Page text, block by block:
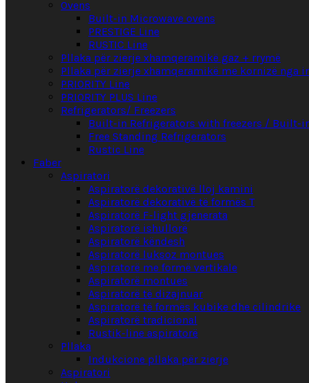
Ovens
Built-in Microwave ovens
PRESTIGE Line
RUSTIC Line
Pllaka për zierje xhamqeramikë gaz + rrymë
Pllaka për zierje xhamqeramikë me kornizë nga
PRIORITY Line
PRIORITY PLUS Line
Refrigerators/ Freezers
Built-in Refrigerators with freezers / Built-
Free Standing Refrigerators
Rustic Line
Faber
Aspiratori
Aspiratorë dekorativë lloj kamini
Aspiratorë dekorativë të formës T
Aspiratorë F-light gjenerata
Aspiratorë ishullorë
Aspiratorë këndesh
Aspiratorë luksoz montues
Aspiratorë me formë vertikale
Aspiratorë montues
Aspiratorë të dizajnuar
Aspiratorë të formës kubike dhe cilindrike
Aspiratorë tradicional
Rustik-line aspiratorë
Pllaka
Indukcione pllaka për zierje
Aspiratori